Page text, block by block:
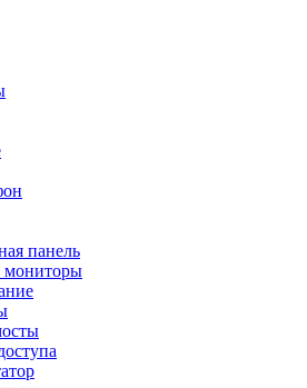
панель
мониторы